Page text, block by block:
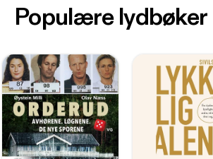
Populære lydbøker